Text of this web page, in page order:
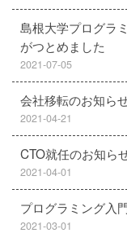
島根大学プログラ
がつとめました
2021-07-05
会社移転のお知ら
2021-04-21
CTO就任のお知ら
2021-04-01
プログラミング入
2021-03-01